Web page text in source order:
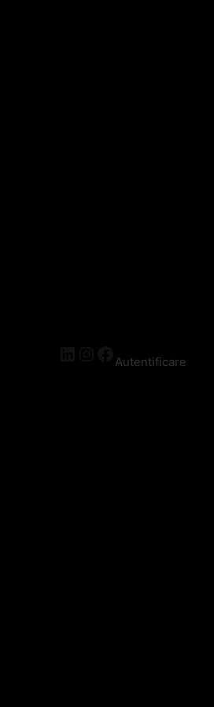
Autentificare